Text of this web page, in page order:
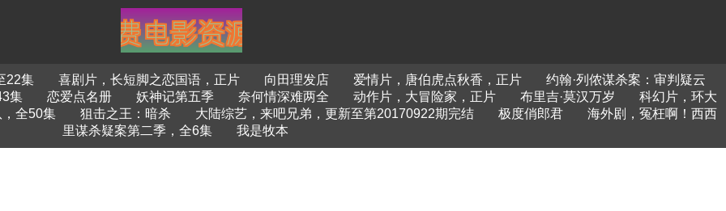
22集 喜剧片，长短脚之恋国语，正片 向田理发店 爱情片，唐伯虎点秋香，正片
约翰·列侬谋杀案：审判疑云
集
恋爱点名册 妖神记第五季 奈何情深难两全 动作片，大冒险家，正片 布里吉·莫汉万岁
科幻片，环大
全50集
狙击之王：暗杀 大陆综艺，来吧兄弟，更新至第20170922期完结 极度俏郎君
海外剧，冤枉啊！西西
里谋杀疑案第二季，全6集
我是牧本